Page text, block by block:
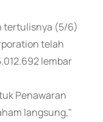
tertulisnya (5/6)
telah
lembar
Penawaran
langsung,"